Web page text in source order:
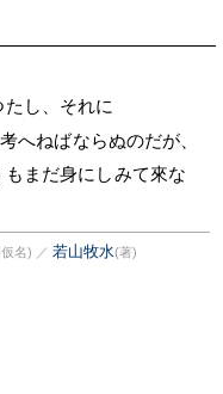
し、それに
へねばならぬのだが、
まだ身にしみて來な
名) ／ 若山牧水(著)